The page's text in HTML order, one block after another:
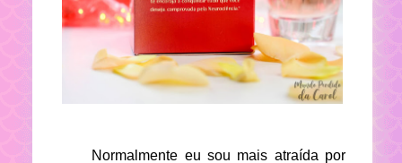
Normalmente eu sou mais atraída por